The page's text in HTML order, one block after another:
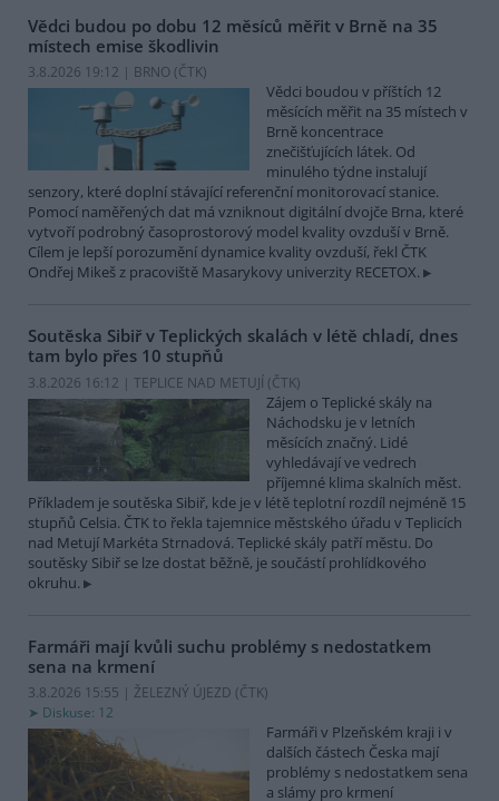
Vědci budou po dobu 12 měsíců měřit v Brně na 35
místech emise škodlivin
3.8.2026 19:12 | BRNO (ČTK)
Vědci boudou v příštích 12
měsících měřit na 35 místech v
Brně koncentrace
znečišťujících látek. Od
minulého týdne instalují
senzory, které doplní stávající referenční monitorovací stanice.
Pomocí naměřených dat má vzniknout digitální dvojče Brna, které
vytvoří podrobný časoprostorový model kvality ovzduší v Brně.
Cílem je lepší porozumění dynamice kvality ovzduší, řekl ČTK
Ondřej Mikeš z pracoviště Masarykovy univerzity RECETOX.
Soutěska Sibiř v Teplických skalách v létě chladí, dnes
tam bylo přes 10 stupňů
3.8.2026 16:12 | TEPLICE NAD METUJÍ (ČTK)
Zájem o Teplické skály na
Náchodsku je v letních
měsících značný. Lidé
vyhledávají ve vedrech
příjemné klima skalních měst.
Příkladem je soutěska Sibiř, kde je v létě teplotní rozdíl nejméně 15
stupňů Celsia. ČTK to řekla tajemnice městského úřadu v Teplicích
nad Metují Markéta Strnadová. Teplické skály patří městu. Do
soutěsky Sibiř se lze dostat běžně, je součástí prohlídkového
okruhu.
Farmáři mají kvůli suchu problémy s nedostatkem
sena na krmení
3.8.2026 15:55 | ŽELEZNÝ ÚJEZD (ČTK)
Diskuse: 12
Farmáři v Plzeňském kraji i v
dalších částech Česka mají
problémy s nedostatkem sena
a slámy pro krmení